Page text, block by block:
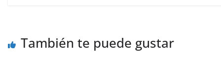
También te puede gustar